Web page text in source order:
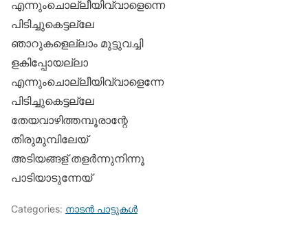
എന്നുംചൊല്ലീയിവ്വാളെന്നെ
പിടിച്ചുകെട്ടല്ലേ
ഞാറുകളെല്ലാം മുട്ടുവച്ചി
ളകിപ്പോയല്ലാ
എന്നുംചൊല്ലീയിവ്വാളെന്നേ
പിടിച്ചുകെട്ടല്ലേ
തേയവാഴിത്തമ്പൂരാന്റേ
തിരുമുമ്പിലേയ്
അടിയങ്ങള് തളര്‍ന്നുനിന്നൂ
പാടിയാടുന്നേയ്‌
Categories: നാടന്‍ പാട്ടുകള്‍